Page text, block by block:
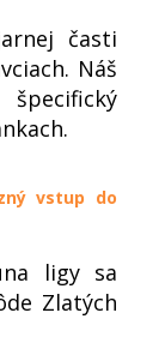
časti
Náš
vstup do
ligy sa
Zlatých